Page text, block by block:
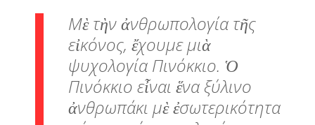
Μὲ τὴν ἀνθρωπολογία τῆς
εἰκόνος, ἔχουμε μιὰ
ψυχολογία Πινόκκιο. Ὁ
Πινόκκιο εἶναι ἕνα ξύλινο
ἀνθρωπάκι μὲ ἐσωτερικότητα